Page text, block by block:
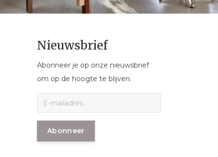
Nieuwsbrief
Abonneer je op onze nieuwsbrief
om op de hoogte te blijven.
Abonneer